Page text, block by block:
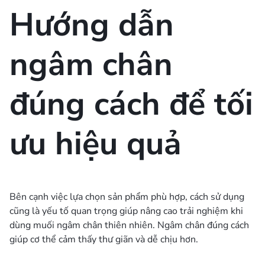
Hướng dẫn
ngâm chân
đúng cách để tối
ưu hiệu quả
Bên cạnh việc lựa chọn sản phẩm phù hợp, cách sử dụng
cũng là yếu tố quan trọng giúp nâng cao trải nghiệm khi
dùng muối ngâm chân thiên nhiên. Ngâm chân đúng cách
giúp cơ thể cảm thấy thư giãn và dễ chịu hơn.